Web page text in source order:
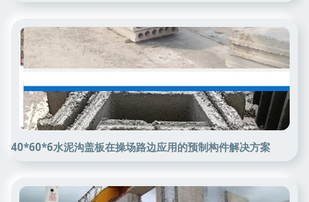
40*60*6水泥沟盖板在操场路边应用的预制构件解决方案